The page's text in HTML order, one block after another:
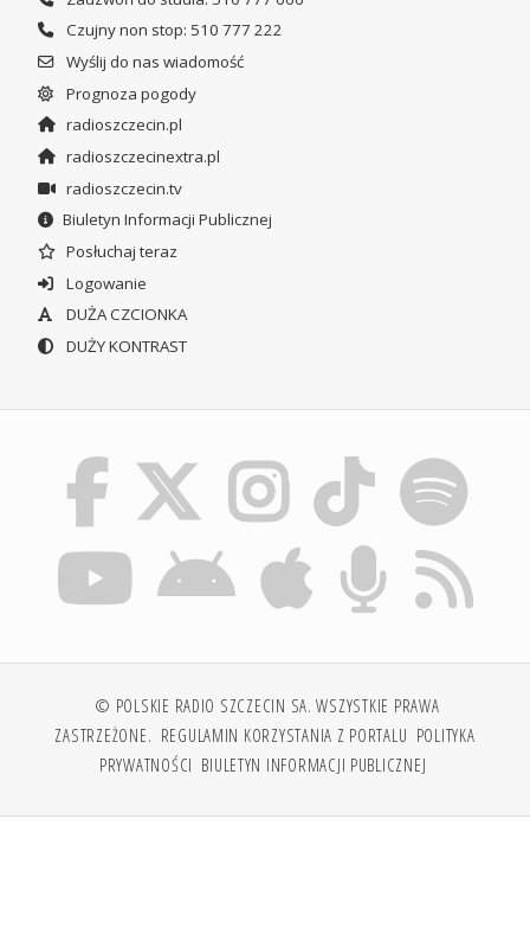
Czujny non stop: 510 777 222
Wyślij do nas wiadomość
Prognoza pogody
radioszczecin.pl
radioszczecinextra.pl
radioszczecin.tv
Biuletyn Informacji Publicznej
Posłuchaj teraz
Logowanie
DUŻA CZCIONKA
DUŻY KONTRAST
© POLSKIE RADIO SZCZECIN SA. WSZYSTKIE PRAWA
ZASTRZEŻONE. REGULAMIN KORZYSTANIA Z PORTALU POLITYKA
PRYWATNOŚCI BIULETYN INFORMACJI PUBLICZNEJ